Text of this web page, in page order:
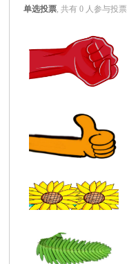
单选投票, 共有 0 人参与投票